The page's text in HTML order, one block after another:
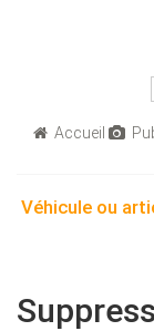
Accueil
Véhicule ou